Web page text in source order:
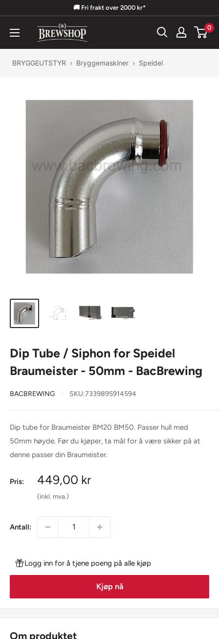
innholdet
🚚 Fri frakt over 2000 kr*
Brewshop 0
BRYGGEUTSTYR › Bryggemaskiner › Speidel
Dip Tube / Siphon for Speidel
Braumeister - 50mm - BacBrewing
BACBREWING SKU:7339895914594
Dip tube for Braumeister BM20 BM50. Passer hull med
50mm høyde. Før du kjøper, ta mål for å være sikker på at
denne passer din Braumeister.
Pris: Salgspris
449,00 kr
(inkl. mva.)
Antall:
Logg inn for å tjene poeng på alle kjøp
Kjøp nå
Om produktet